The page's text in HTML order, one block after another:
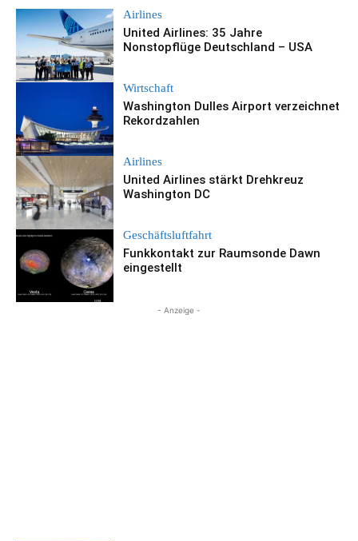
Airlines
United Airlines: 35 Jahre
Nonstopflüge Deutschland – USA
Wirtschaft
Washington Dulles Airport verzeichnet
Rekordzahlen
Airlines
United Airlines stärkt Drehkreuz
Washington DC
Geschäftsluftfahrt
Funkkontakt zur Raumsonde Dawn
eingestellt
- Anzeige -